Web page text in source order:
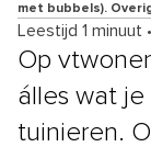
met bubbels).
Leestijd 1 minuut •
Op
álles wat
tuinieren.